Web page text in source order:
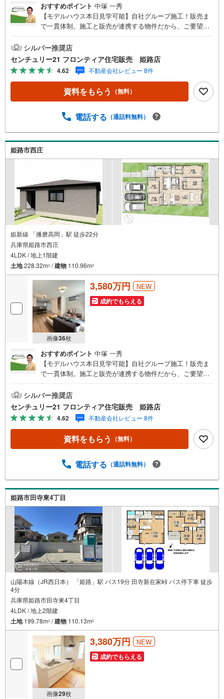
おすすめポイント 中塚 一秀
【モデルハウス本日見学可能】自社グループ施工！販売ま
で一貫体制。施工と販売が連携する物件だから、ご要望に
ない家づくり。～自社ブランド物件:建売価格で「理想」を
諦めない住まい～■なぜ建売価格で「理想」が叶うのか？
施工から販売までグループ内で完結させることで中間コス
トを徹底カット。その分を「広さ」と「性能」に還元しま
した■「お金の理想」も諦めない。専属FPによる無料相談
・家計の「見える化」で安心を 教育費や老後資金など将来
ます。 ・プロならではのアドバイス 「最適な銀行は？」
大活用まで、家計を守る具体的なプランをご提案「自分ら
しい家」と「安心できる将来」どちらもフロンティアで叶
えませんか？当日の現地見学・FP相談も受付中です
シルバー推奨店
センチュリー21 フロンティア住宅販売 姫路店
4.62 不動産会社レビュー 8件
資料をもらう （無料）
電話する （通話料無料）
姫路市西庄
姫新線 「播磨高岡」駅 徒歩22分
兵庫県姫路市西庄
4LDK / 地上1階建
土地228.32m2 /建物 110.96m2
画像36枚
3,580万円 NEW
成約でもらえる
おすすめポイント 中塚 一秀
【モデルハウス本日見学可能】自社グループ施工！販売ま
で一貫体制。施工と販売が連携する物件だから、ご要望に
ない家づくり。～自社ブランド物件:建売価格で「理想」を
諦めない住まい～■なぜ建売価格で「理想」が叶うのか？
施工から販売までグループ内で完結させることで中間コス
トを徹底カット。その分を「広さ」と「性能」に還元しま
した■「お金の理想」も諦めない。専属FPによる無料相談
・家計の「見える化」で安心を 教育費や老後資金など将来
ます。 ・プロならではのアドバイス 「最適な銀行は？」
大活用まで、家計を守る具体的なプランをご提案「自分ら
しい家」と「安心できる将来」どちらもフロンティアで叶
えませんか？当日の現地見学・FP相談も受付中です
シルバー推奨店
センチュリー21 フロンティア住宅販売 姫路店
4.62 不動産会社レビュー 8件
資料をもらう （無料）
電話する （通話料無料）
姫路市田寺東4丁目
山陽本線（JR西日本） 「姫路」駅 バス19分 田寺新在家峠 バス停下車 徒歩
4分
兵庫県姫路市田寺東4丁目
4LDK / 地上2階建
土地199.78m2 /建物 110.13m2
画像29枚
3,380万円 NEW
成約でもらえる